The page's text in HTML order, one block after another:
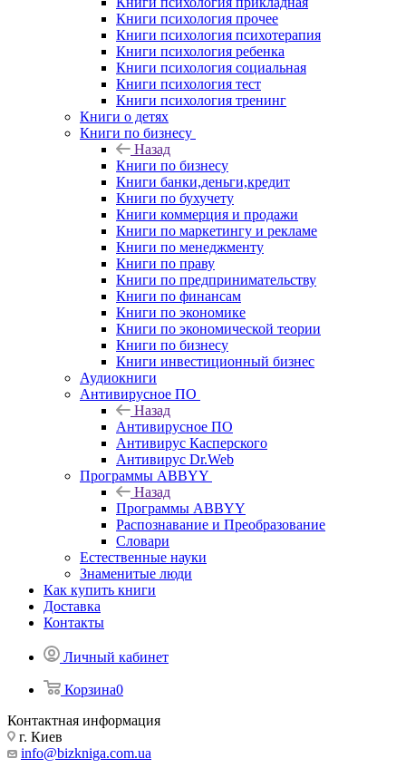
Книги психология прочее
Книги психология психотерапия
Книги психология ребенка
Книги психология социальная
Книги психология тест
Книги психология тренинг
Книги о детях
Книги по бизнесу
Назад
Книги по бизнесу
Книги банки,деньги,кредит
Книги по бухучету
Книги коммерция и продажи
Книги по маркетингу и рекламе
Книги по менеджменту
Книги по праву
Книги по предпринимательству
Книги по финансам
Книги по экономике
Книги по экономической теории
Книги по бизнесу
Книги инвестиционный бизнес
Аудиокниги
Антивирусное ПО
Назад
Антивирусное ПО
Антивирус Касперского
Антивирус Dr.Web
Программы ABBYY
Назад
Программы ABBYY
Распознавание и Преобразование
Словари
Естественные науки
Знаменитые люди
Как купить книги
Доставка
Контакты
Личный кабинет
Корзина0
Контактная информация
г. Киев
info@bizkniga.com.ua